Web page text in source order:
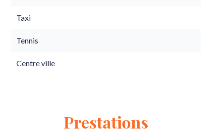
Taxi
Tennis
Centre ville
Prestations